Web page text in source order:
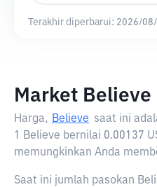
Terakhir diperbarui: 2026/
Market Believe
Harga, Believe saat ini
1 Believe bernilai 0.00137
memungkinkan Anda
Saat ini jumlah pasokan